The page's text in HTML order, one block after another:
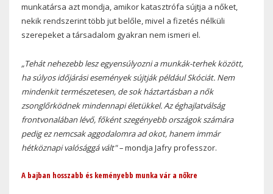
munkatársa azt mondja, amikor katasztrófa sújtja a nőket,
nekik rendszerint több jut belőle, mivel a fizetés nélküli
szerepeket a társadalom gyakran nem ismeri el.
„Tehát nehezebb lesz egyensúlyozni a munkák-terhek között,
ha súlyos időjárási események sújtják például Skóciát. Nem
mindenkit természetesen, de sok háztartásban a nők
zsonglőrködnek mindennapi életükkel. Az éghajlatválság
frontvonalában lévő, főként szegényebb országok számára
pedig ez nemcsak aggodalomra ad okot, hanem immár
hétköznapi valósággá vált" –mondja Jafry professzor.
A bajban hosszabb és keményebb munka vár a nőkre